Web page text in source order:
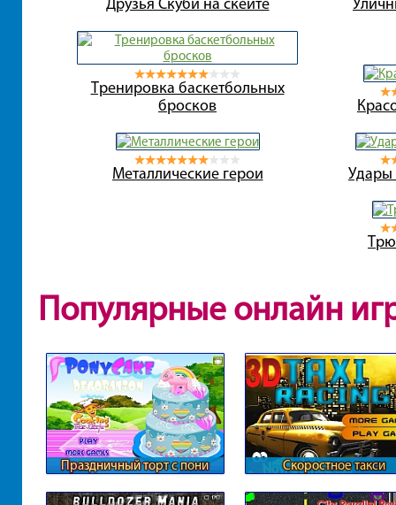
Тренировка баскетбольных
бросков
Металлические герои Удары
Популярные онлайн
Праздничный торт с пони Скоростное такси